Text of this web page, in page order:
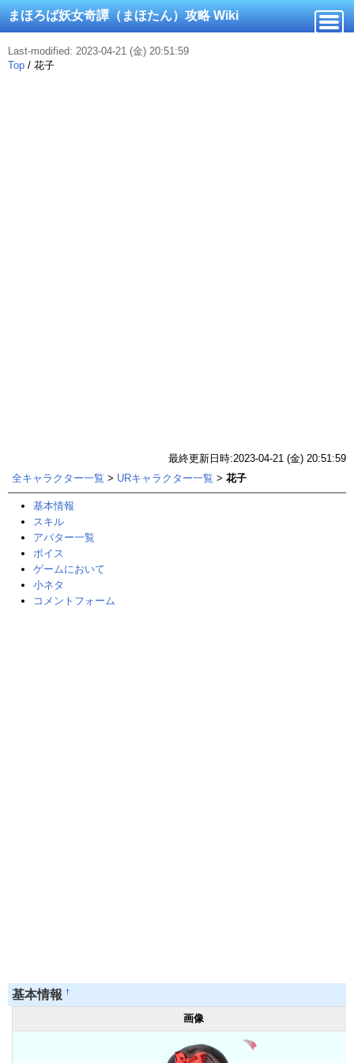
まほろば妖女奇譚（まほたん）攻略 Wiki
Last-modified: 2023-04-21 (金) 20:51:59
Top / 花子
最終更新日時:2023-04-21 (金) 20:51:59
全キャラクター一覧 > URキャラクター一覧 > 花子
基本情報
スキル
アバター一覧
ボイス
ゲームにおいて
小ネタ
コメントフォーム
基本情報 †
画像